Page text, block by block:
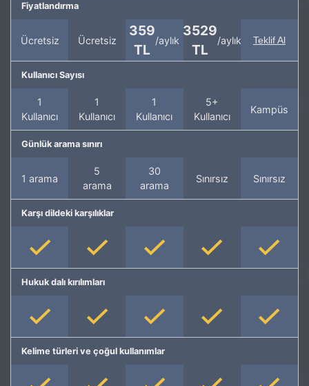
Fiyatlandırma
Ücretsiz Ücretsiz
359
TL
/aylık
3529
TL
/aylık Teklif Al
Kullanıcı Sayısı
1
Kullanıcı
1
Kullanıcı
1
Kullanıcı
5+
Kullanıcı
Kampüs
Günlük arama sınırı
1 arama
5
arama
30
arama
Sınırsız Sınırsız
Karşı dildeki karşılıklar
Hukuk dalı kırılımları
Kelime türleri ve çoğul kullanımlar